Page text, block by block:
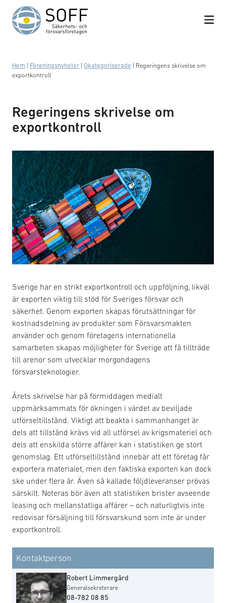
Hoppa till innehåll
Hem Föreningsnyheter Okategoriserade
Regeringens skrivelse om
exportkontroll
Regeringens skrivelse om
exportkontroll
Sverige har en strikt exportkontroll och uppföljning, likväl
är exporten viktig till stöd för Sveriges försvar och
säkerhet. Genom exporten skapas förutsättningar för
kostnadsdelning av produkter som Försvarsmakten
använder och genom företagens internationella
samarbeten skapas möjligheter för Sverige att få tillträde
till arenor som utvecklar morgondagens
försvarsteknologier.
Årets skrivelse har på förmiddagen medialt
uppmärksammats för ökningen i värdet av beviljade
utförseltillstånd. Viktigt att beakta i sammanhanget är
dels att tillstånd krävs vid all utförsel av krigsmateriel och
dels att enskilda större affärer kan i statistiken ge stort
genomslag. Ett utförseltillstånd innebär att ett företag får
exportera materialet, men den faktiska exporten kan dock
ske under flera år. Även så kallade följdleveranser prövas
särskilt. Noteras bör även att statistiken brister avseende
leasing och mellanstatliga affärer – och naturligtvis inte
redovisar försäljning till försvarskund som inte är under
exportkontroll.
Kontaktperson
Robert Limmergård
Generalsekreterare
08-782 08 85